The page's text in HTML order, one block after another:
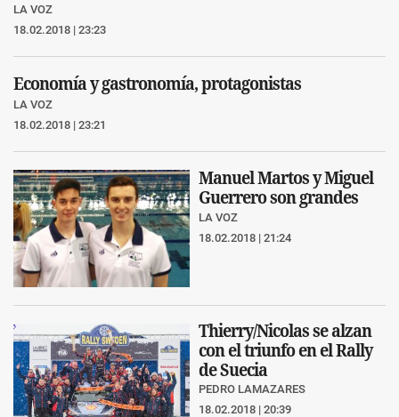
LA VOZ
18.02.2018 | 23:23
Economía y gastronomía, protagonistas
LA VOZ
18.02.2018 | 23:21
Manuel Martos y Miguel
Guerrero son grandes
LA VOZ
18.02.2018 | 21:24
Thierry/Nicolas se alzan
con el triunfo en el Rally
de Suecia
PEDRO LAMAZARES
18.02.2018 | 20:39